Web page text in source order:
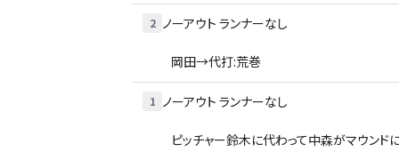
2 ノーアウト ランナーなし
岡田→代打:荒巻
1 ノーアウト ランナーなし
ピッチャー鈴木に代わって中森がマウンド